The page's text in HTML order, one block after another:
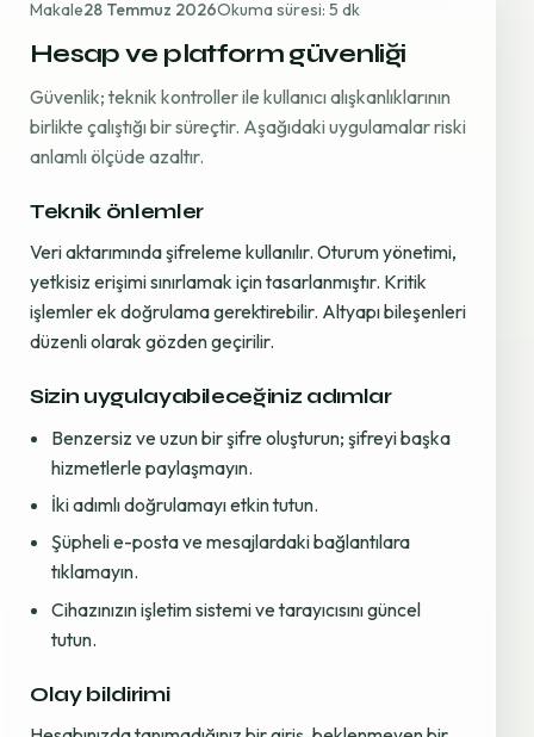
Makale28 Temmuz 2026Okuma süresi: 5 dk
Hesap ve platform güvenliği
Güvenlik; teknik kontroller ile kullanıcı alışkanlıklarının
birlikte çalıştığı bir süreçtir. Aşağıdaki uygulamalar riski
anlamlı ölçüde azaltır.
Teknik önlemler
Veri aktarımında şifreleme kullanılır. Oturum yönetimi,
yetkisiz erişimi sınırlamak için tasarlanmıştır. Kritik
işlemler ek doğrulama gerektirebilir. Altyapı bileşenleri
düzenli olarak gözden geçirilir.
Sizin uygulayabileceğiniz adımlar
Benzersiz ve uzun bir şifre oluşturun; şifreyi başka
hizmetlerle paylaşmayın.
İki adımlı doğrulamayı etkin tutun.
Şüpheli e-posta ve mesajlardaki bağlantılara
tıklamayın.
Cihazınızın işletim sistemi ve tarayıcısını güncel
tutun.
Olay bildirimi